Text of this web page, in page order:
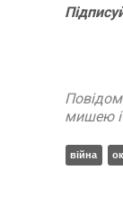
мишею і
війна